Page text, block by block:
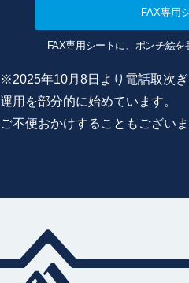
FAX専用
FAX専用シートに、ポンチ絵を
※2025年10月8日より電話取次
運用を部分的に始めています。
ご不便おかけすることもござい